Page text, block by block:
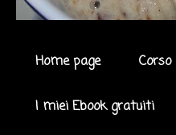
Home page
I miei Ebook gratuiti